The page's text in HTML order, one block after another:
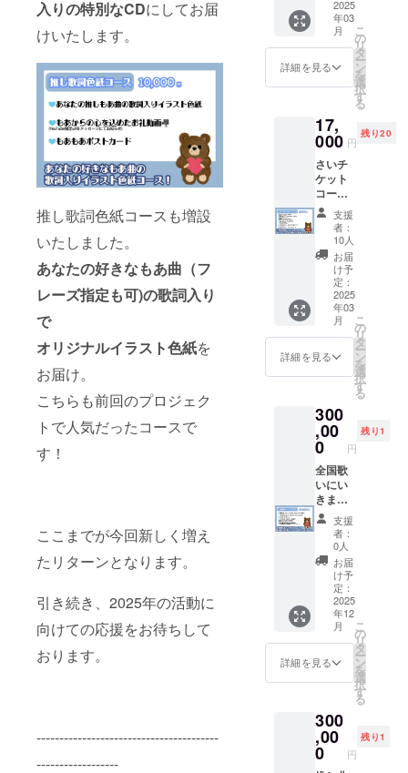
入りの特別なCDにしてお届
けいたします。
推し歌詞色紙コースも増設
いたしました。
あなたの好きなもあ曲（フ
レーズ指定も可)の歌詞入り
で
オリジナルイラスト色紙を
お届け。
こちらも前回のプロジェク
トで人気だったコースで
す！
ここまでが今回新しく増え
たリターンとなります。
引き続き、2025年の活動に
向けての応援をお待ちして
おります。
----------------------------------------
------------------
三月十
五日夜
11th 記
念ライ
ブ 配信
れる
URL
メッ
セージ
でおし
らせ）
・内田
もあ
11th オ
リジナ
ルパン
フレッ
ルバム
しても
良い名
でお知
らせく
ださ
黒いお
もひ
で、白
いおも
ひでア
ルバム
ともあ
もあポ
スト
カード
は、
2025年
3月15日
以降の
発送を
ます。
その際
にかか
る送料
ひで」
「白い
おもひ
で」
ジャ
イル便
を利用
しメッ
セージ
にてお
届け）
・ アル
バムに
ネーム
記さい
（黒白
両方) ・
三月十
五日夜
11th 記
念ライ
ブ ええ
席） ・
内田も
あ 11th
オリジ
ナルパ
ンフ
レット
※アルバ
ムに記
載して
も良い
名前
を、備
考欄で
お知ら
せくだ
さい。
※黒いお
ひでア
ルバム
ともあ
もあポ
ube限定
urlを
メッ
セージ
にてお
知ら
せ） ・
おもひ
で」と
「白い
おもひ
で」ア
ルバム
各1枚ず
つ ・ も
あもあ
ポスト
カード
・「黒
いおも
ひで」
「白い
おもひ
で」
（ファ
イル便
を利用
しメッ
セージ
にてお
届け）
・ アル
バムに
ネーム
記さい
（黒白
両方) ・
三月十
五日夜
11th 記
念ライ
ブ ペア
し2席
分)（全
席指定
席） ・
2025
年03
月
詳細を見る
こ
の
リ
タ
ー
ン
を
選
択
す
る
17,
000 円
残り20
さいチ
ケット
コース
・もあ
からの
心を込
めたお
礼動画
（YouT
ube限定
urlを
メッ
セージ
にてお
知ら
せ） ・
おもひ
で」と
「白い
おもひ
で」ア
ルバム
・ もあ
もあポ
スト
カード
・「黒
いおも
ひで」
「白い
おもひ
で」
ジャ
ケット
画像
（ファ
を利用
しメッ
セージ
にてお
支援
者：
10人
お届
け予
定：
2025
年03
月
詳細を見る
こ
の
リ
タ
ー
ン
を
選
択
す
る
300
,00
0 円
残り1
全国歌
いにい
きます
コース
・内田
もあ
11th パ
ンフ
レット
にネー
ム記載
・「黒
いおも
ひで」
と「白
いおも
アルバ
ム ・ も
あもあ
ポスト
支援
者：
0人
お届
け予
定：
2025
年12
月
詳細を見る
こ
の
リ
タ
ー
ン
を
選
択
す
る
300
,00
0 円
残り1